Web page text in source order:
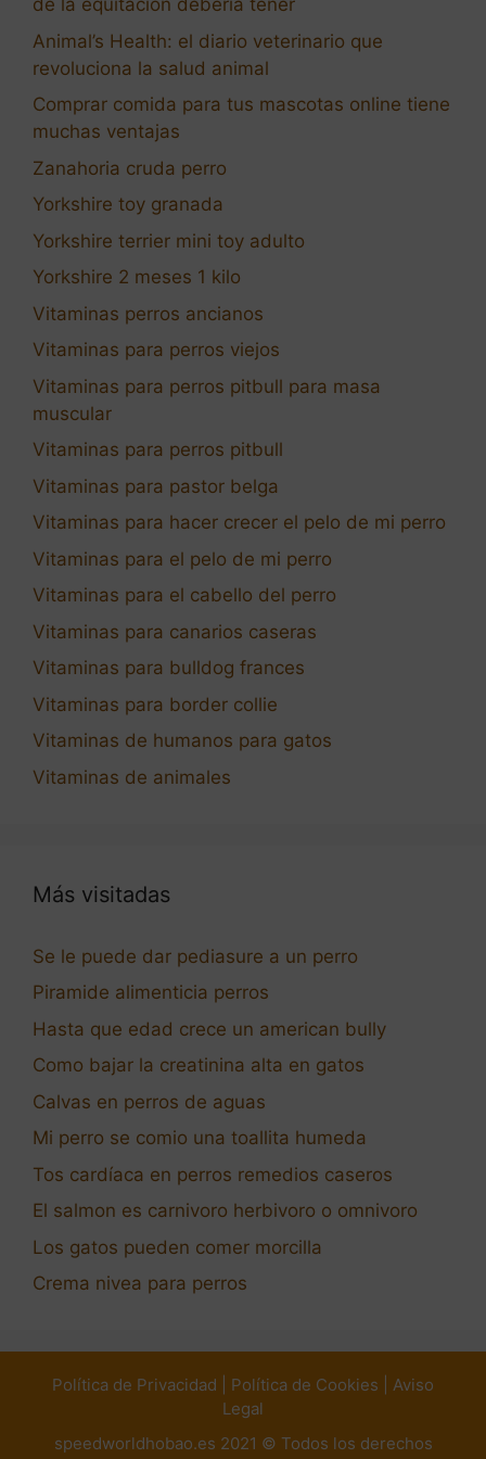
de la equitación debería tener
Animal’s Health: el diario veterinario que
revoluciona la salud animal
Comprar comida para tus mascotas online tiene
muchas ventajas
Zanahoria cruda perro
Yorkshire toy granada
Yorkshire terrier mini toy adulto
Yorkshire 2 meses 1 kilo
Vitaminas perros ancianos
Vitaminas para perros viejos
Vitaminas para perros pitbull para masa
muscular
Vitaminas para perros pitbull
Vitaminas para pastor belga
Vitaminas para hacer crecer el pelo de mi perro
Vitaminas para el pelo de mi perro
Vitaminas para el cabello del perro
Vitaminas para canarios caseras
Vitaminas para bulldog frances
Vitaminas para border collie
Vitaminas de humanos para gatos
Vitaminas de animales
Más visitadas
Se le puede dar pediasure a un perro
Piramide alimenticia perros
Hasta que edad crece un american bully
Como bajar la creatinina alta en gatos
Calvas en perros de aguas
Mi perro se comio una toallita humeda
Tos cardíaca en perros remedios caseros
El salmon es carnivoro herbivoro o omnivoro
Los gatos pueden comer morcilla
Crema nivea para perros
Política de Privacidad Política de Cookies
Aviso
Legal
speedworldhobao.es 2021 © Todos los derechos